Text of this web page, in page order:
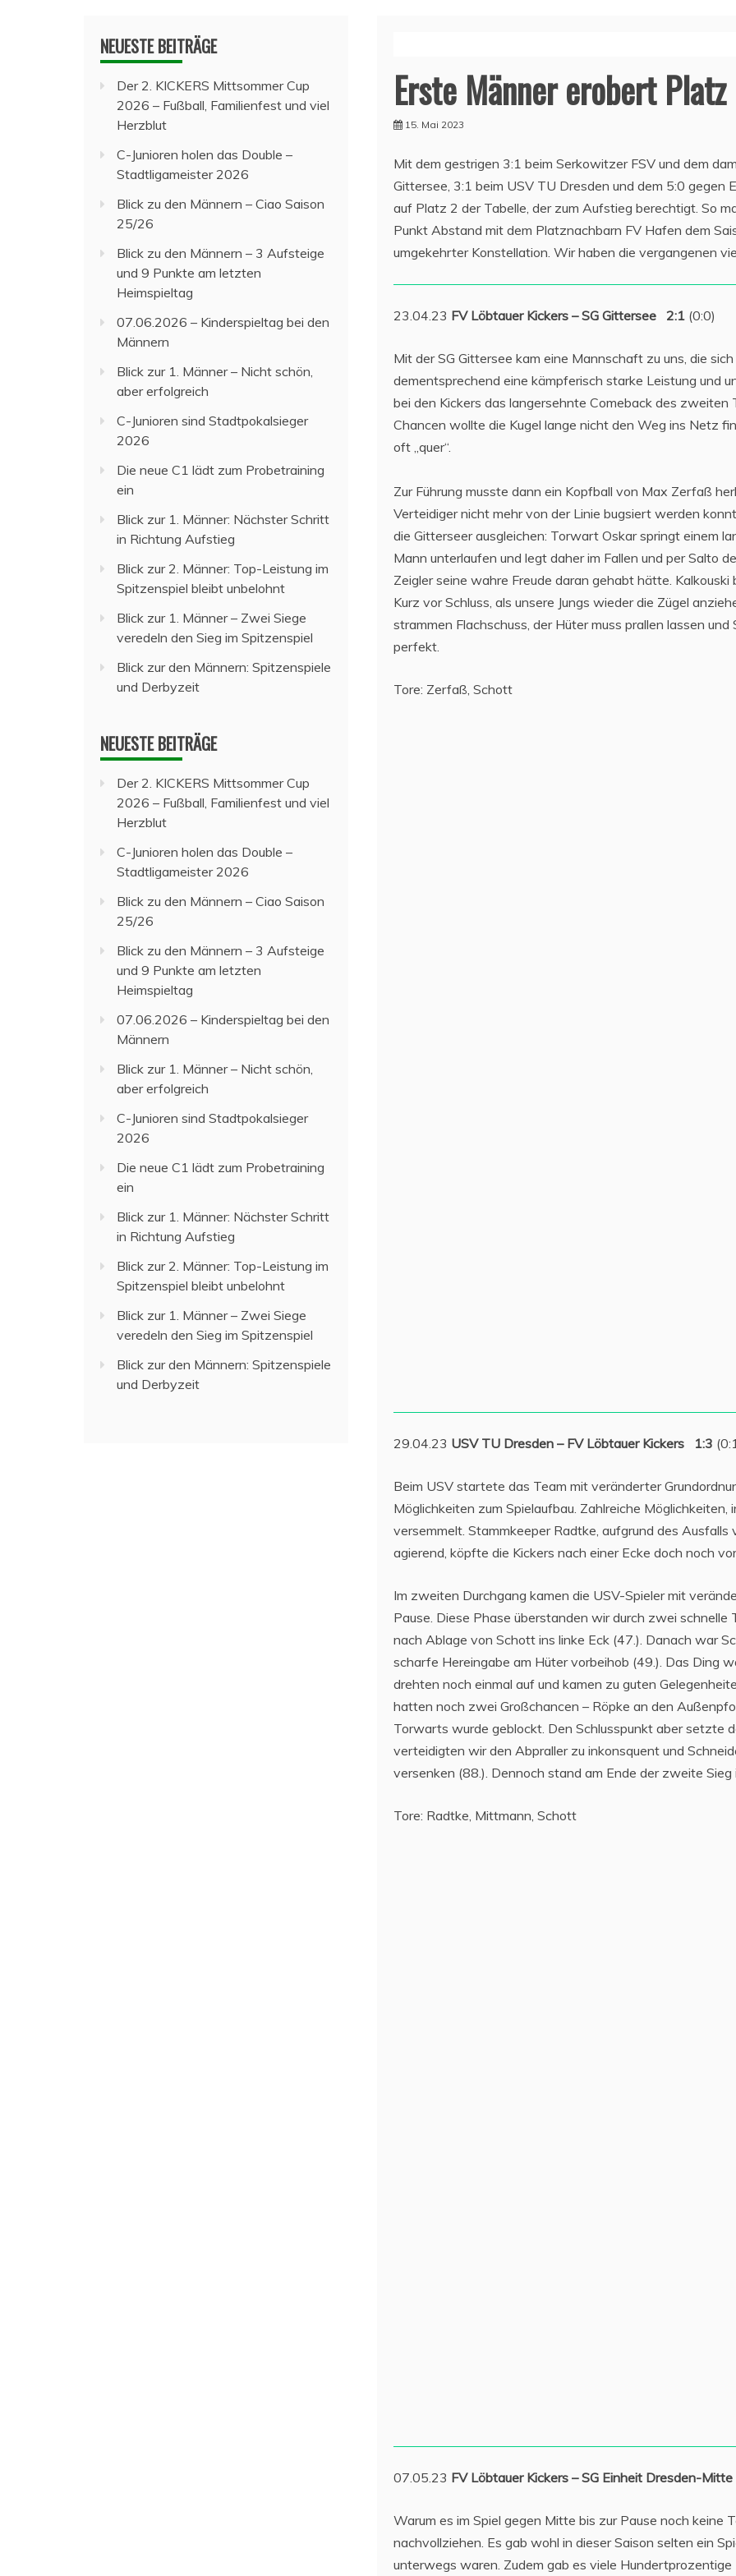
Erste Männer erobert
15. Mai 2023
Mit dem gestrigen 3:1 beim Serkowitzer FSV und dem
Gittersee, 3:1 beim USV TU Dresden und dem 5:0
auf Platz 2 der Tabelle, der zum Aufstieg berechtigt. So
Punkt Abstand mit dem Platznachbarn FV Hafen dem
umgekehrter Konstellation. Wir haben die vergangenen
23.04.23 FV Löbtauer Kickers – SG Gittersee 2:1 (0:0)
Mit der SG Gittersee kam eine Mannschaft zu uns, die
dementsprechend eine kämpferisch starke Leistung und
bei den Kickers das langersehnte Comeback des
Chancen wollte die Kugel lange nicht den Weg ins Netz
oft „quer“.
Zur Führung musste dann ein Kopfball von Max Zerfaß
Verteidiger nicht mehr von der Linie bugsiert werden
die Gitterseer ausgleichen: Torwart Oskar springt einem
Mann unterlaufen und legt daher im Fallen und per Salto
Zeigler seine wahre Freude daran gehabt hätte.
Kurz vor Schluss, als unsere Jungs wieder die Zügel
strammen Flachschuss, der Hüter muss prallen lassen
perfekt.
Tore: Zerfaß, Schott
29.04.23 USV TU Dresden – FV Löbtauer Kickers 1:3
Beim USV startete das Team mit veränderter
Möglichkeiten zum Spielaufbau. Zahlreiche
versemmelt. Stammkeeper Radtke, aufgrund des
agierend, köpfte die Kickers nach einer Ecke doch noch
Im zweiten Durchgang kamen die USV-Spieler mit
Pause. Diese Phase überstanden wir durch zwei
nach Ablage von Schott ins linke Eck (47.). Danach war
scharfe Hereingabe am Hüter vorbeihob (49.). Das Ding
drehten noch einmal auf und kamen zu guten
hatten noch zwei Großchancen – Röpke an den
Torwarts wurde geblockt. Den Schlusspunkt aber setzte
verteidigten wir den Abpraller zu inkonsquent und
versenken (88.). Dennoch stand am Ende der zweite Sieg
Tore: Radtke, Mittmann, Schott
07.05.23 FV Löbtauer Kickers – SG Einheit Dresden-
Warum es im Spiel gegen Mitte bis zur Pause noch keine
nachvollziehen. Es gab wohl in dieser Saison selten ein
unterwegs waren. Zudem gab es viele
NEUESTE BEITRÄGE
Der 2. KICKERS Mittsommer Cup
2026 – Fußball, Familienfest und viel
Herzblut
C-Junioren holen das Double –
Stadtligameister 2026
Blick zu den Männern – Ciao Saison
25/26
Blick zu den Männern – 3 Aufsteige
und 9 Punkte am letzten
Heimspieltag
07.06.2026 – Kinderspieltag bei den
Männern
Blick zur 1. Männer – Nicht schön,
aber erfolgreich
C-Junioren sind Stadtpokalsieger
2026
Die neue C1 lädt zum Probetraining
ein
Blick zur 1. Männer: Nächster Schritt
in Richtung Aufstieg
Blick zur 2. Männer: Top-Leistung im
Spitzenspiel bleibt unbelohnt
Blick zur 1. Männer – Zwei Siege
veredeln den Sieg im Spitzenspiel
Blick zur den Männern: Spitzenspiele
und Derbyzeit
NEUESTE BEITRÄGE
Der 2. KICKERS Mittsommer Cup
2026 – Fußball, Familienfest und viel
Herzblut
C-Junioren holen das Double –
Stadtligameister 2026
Blick zu den Männern – Ciao Saison
25/26
Blick zu den Männern – 3 Aufsteige
und 9 Punkte am letzten
Heimspieltag
07.06.2026 – Kinderspieltag bei den
Männern
Blick zur 1. Männer – Nicht schön,
aber erfolgreich
C-Junioren sind Stadtpokalsieger
2026
Die neue C1 lädt zum Probetraining
ein
Blick zur 1. Männer: Nächster Schritt
in Richtung Aufstieg
Blick zur 2. Männer: Top-Leistung im
Spitzenspiel bleibt unbelohnt
Blick zur 1. Männer – Zwei Siege
veredeln den Sieg im Spitzenspiel
Blick zur den Männern: Spitzenspiele
und Derbyzeit